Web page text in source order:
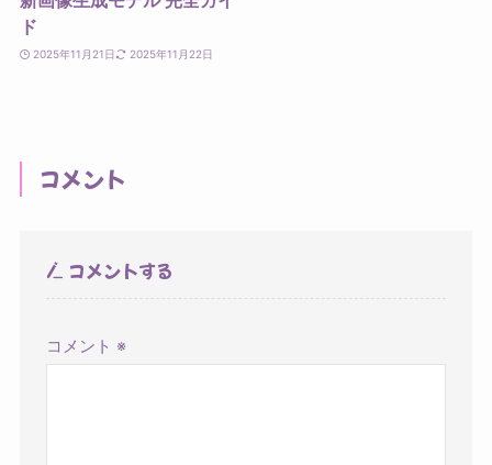
ド
2025年11月21日 2025年11月22日
コメント
コメントする
コメント ※